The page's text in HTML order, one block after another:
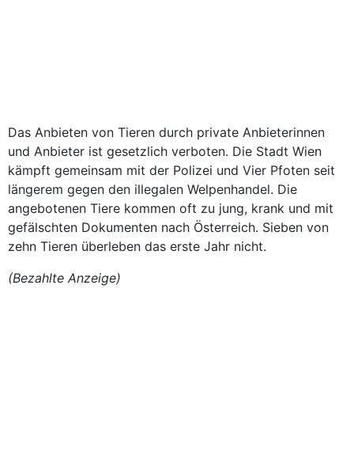
Das Anbieten von Tieren durch private Anbieterinnen
und Anbieter ist gesetzlich verboten. Die Stadt Wien
kämpft gemeinsam mit der Polizei und Vier Pfoten seit
längerem gegen den illegalen Welpenhandel. Die
angebotenen Tiere kommen oft zu jung, krank und mit
gefälschten Dokumenten nach Österreich. Sieben von
zehn Tieren überleben das erste Jahr nicht.
(Bezahlte Anzeige)